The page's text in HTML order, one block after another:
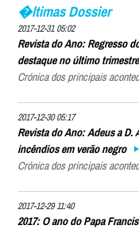
�ltimas Dossier
2017-12-31 05:02
Revista do Ano: Regresso
destaque no último
Crónica dos principais
2017-12-30 05:17
Revista do Ano: Adeus a
incêndios em verão negro
Crónica dos principais
2017-12-29 11:40
2017: O ano do Papa